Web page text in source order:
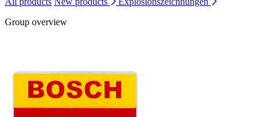
Group overview